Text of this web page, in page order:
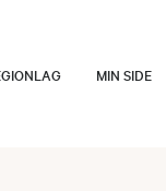
MIN SIDE